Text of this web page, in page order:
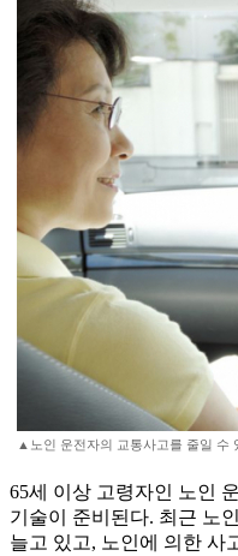
▲노인 운전자의 교통사고를 줄일 수
65세 이상 고령자인 노인
기술이 준비된다. 최근 노
늘고 있고, 노인에 의한 사